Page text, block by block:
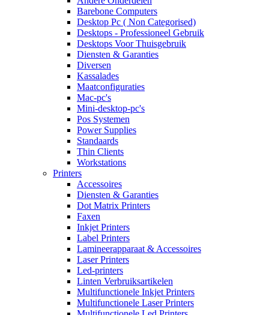
Barebone Computers
Desktop Pc ( Non Categorised)
Desktops - Professioneel Gebruik
Desktops Voor Thuisgebruik
Diensten & Garanties
Diversen
Kassalades
Maatconfiguraties
Mac-pc's
Mini-desktop-pc's
Pos Systemen
Power Supplies
Standaards
Thin Clients
Workstations
Printers
Accessoires
Diensten & Garanties
Dot Matrix Printers
Faxen
Inkjet Printers
Label Printers
Lamineerapparaat & Accessoires
Laser Printers
Led-printers
Linten Verbruiksartikelen
Multifunctionele Inkjet Printers
Multifunctionele Laser Printers